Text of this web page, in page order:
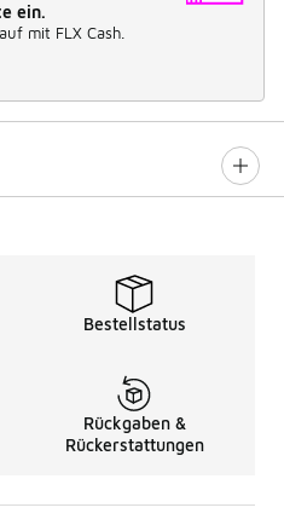
ein.
mit FLX Cash.
Bestellstatus
Rückgaben &
Rückerstattungen